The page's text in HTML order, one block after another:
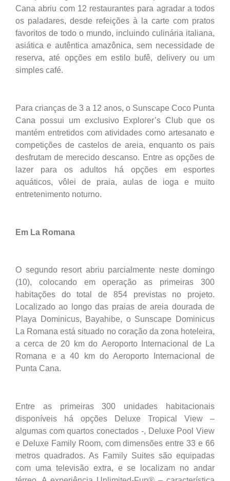
Cana abriu com 12 restaurantes para agradar a todos
os paladares, desde refeições à la carte com pratos
favoritos de todo o mundo, incluindo culinária italiana,
asiática e autêntica amazônica, sem necessidade de
reserva, até opções em estilo bufê, delivery ou um
simples café.
Para crianças de 3 a 12 anos, o Sunscape Coco Punta
Cana possui um exclusivo Explorer’s Club que os
mantém entretidos com atividades como artesanato e
competições de castelos de areia, enquanto os pais
desfrutam de merecido descanso. Entre as opções de
lazer para os adultos há opções em esportes
aquáticos, vôlei de praia, aulas de ioga e muito
entretenimento noturno.
Em La Romana
O segundo resort abriu parcialmente neste domingo
(10), colocando em operação as primeiras 300
habitações do total de 854 previstas no projeto.
Localizado ao longo das praias de areia dourada de
Playa Dominicus, Bayahibe, o Sunscape Dominicus
La Romana está situado no coração da zona hoteleira,
a cerca de 20 km do Aeroporto Internacional de La
Romana e a 40 km do Aeroporto Internacional de
Punta Cana.
Entre as primeiras 300 unidades habitacionais
disponíveis há opções Deluxe Tropical View –
algumas com quartos conectados -, Deluxe Pool View
e Deluxe Family Room, com dimensões entre 33 e 66
metros quadrados. As Family Suites são equipadas
com uma televisão extra, e se localizam no andar